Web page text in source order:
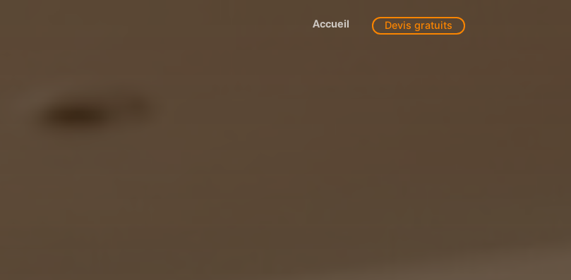
Accueil Devis gratuits